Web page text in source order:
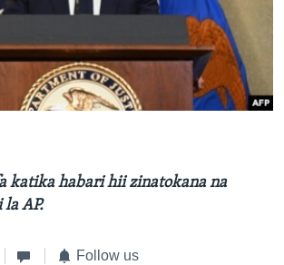
katika habari hii zinatokana na
AP.
Follow us